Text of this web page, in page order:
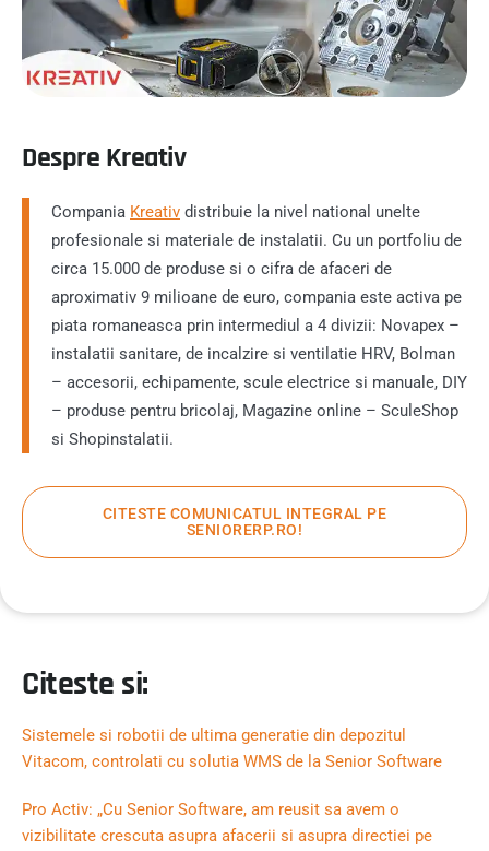
Despre Kreativ
Compania Kreativ distribuie la nivel national unelte
profesionale si materiale de instalatii. Cu un portfoliu de
circa 15.000 de produse si o cifra de afaceri de
aproximativ 9 milioane de euro, compania este activa pe
piata romaneasca prin intermediul a 4 divizii: Novapex –
instalatii sanitare, de incalzire si ventilatie HRV, Bolman
– accesorii, echipamente, scule electrice si manuale, DIY
– produse pentru bricolaj, Magazine online – SculeShop
si Shopinstalatii.
CITESTE COMUNICATUL INTEGRAL PE
SENIORERP.RO!
Citeste si:
Sistemele si robotii de ultima generatie din depozitul
Vitacom, controlati cu solutia WMS de la Senior Software
Pro Activ: „Cu Senior Software, am reusit sa avem o
vizibilitate crescuta asupra afacerii si asupra directiei pe